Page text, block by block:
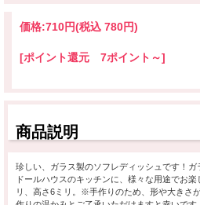
価格:710円(税込 780円)
[ポイント還元 7ポイント～]
商品説明
珍しい、ガラス製のソフレディッシュです！ガ
ドールハウスのキッチンに、様々な用途でお
リ、高さ6ミリ。※手作りのため、形や大きさ